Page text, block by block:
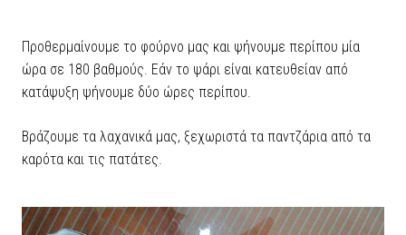
Προθερμαίνουμε το φούρνο μας και ψήνουμε περίπου μία
ώρα σε 180 βαθμούς. Εάν το ψάρι είναι κατευθείαν από
κατάψυξη ψήνουμε δύο ώρες περίπου.
Βράζουμε τα λαχανικά μας, ξεχωριστά τα παντζάρια από τα
καρότα και τις πατάτες.